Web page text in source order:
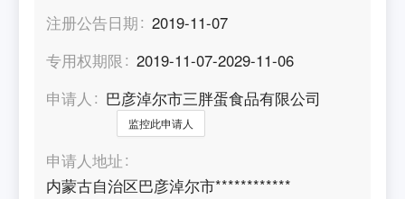
注册公告日期
2019-11-07
专用权期限
2019-11-07-2029-11-06
申请人
巴彦淖尔市三胖蛋食品有限公司
监控此申请人
申请人地址
内蒙古自治区巴彦淖尔市************